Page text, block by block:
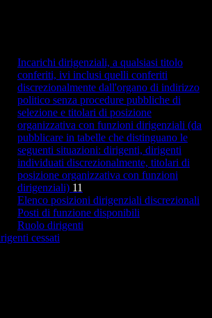
Incarichi dirigenziali, a qualsiasi titolo
conferiti, ivi inclusi quelli conferiti
discrezionalmente dall'organo di indirizzo
politico senza procedure pubbliche di
selezione e titolari di posizione
organizzativa con funzioni dirigenziali (da
pubblicare in tabelle che distinguano le
seguenti situazioni: dirigenti, dirigenti
individuati discrezionalmente, titolari di
posizione organizzativa con funzioni
dirigenziali) 11
Elenco posizioni dirigenziali discrezionali
Posti di funzione disponibili
Ruolo dirigenti
cessati